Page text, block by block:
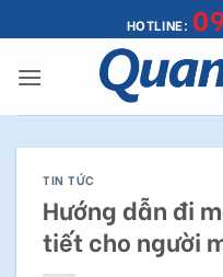
qua
nội
HOTLINE:
TIN TỨC
Hướng dẫn đi
tiết cho người